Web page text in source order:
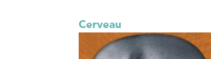
Cerveau